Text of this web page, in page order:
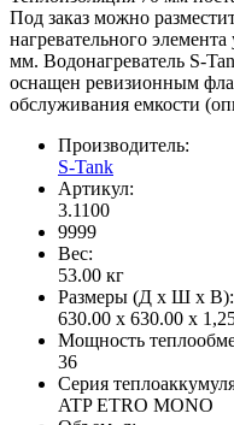
Под заказ можно
нагревательного
мм. Водонагреватель S-
оснащен ревизионным
обслуживания емкости
Производитель:
S-Tank
Артикул:
3.1100
9999
Вес:
53.00 кг
Размеры (Д x Ш x В):
630.00 x 630.00 x
Мощность
36
Серия
ATP ETRO MONO